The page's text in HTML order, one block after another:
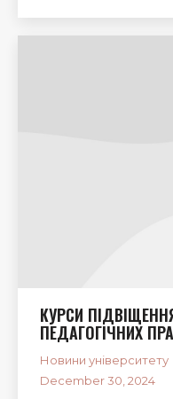
КУРСИ
ПЕДАГОГІЧНИХ
Новини університету
December 30, 2024